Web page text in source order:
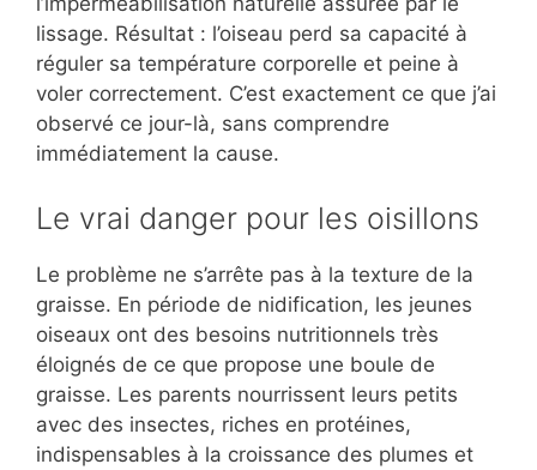
lissage. Résultat : l’oiseau perd sa capacité à
réguler sa température corporelle et peine à
voler correctement. C’est exactement ce que j’ai
observé ce jour-là, sans comprendre
immédiatement la cause.
Le vrai danger pour les oisillons
Le problème ne s’arrête pas à la texture de la
graisse. En période de nidification, les jeunes
oiseaux ont des besoins nutritionnels très
éloignés de ce que propose une boule de
graisse. Les parents nourrissent leurs petits
avec des insectes, riches en protéines,
indispensables à la croissance des plumes et